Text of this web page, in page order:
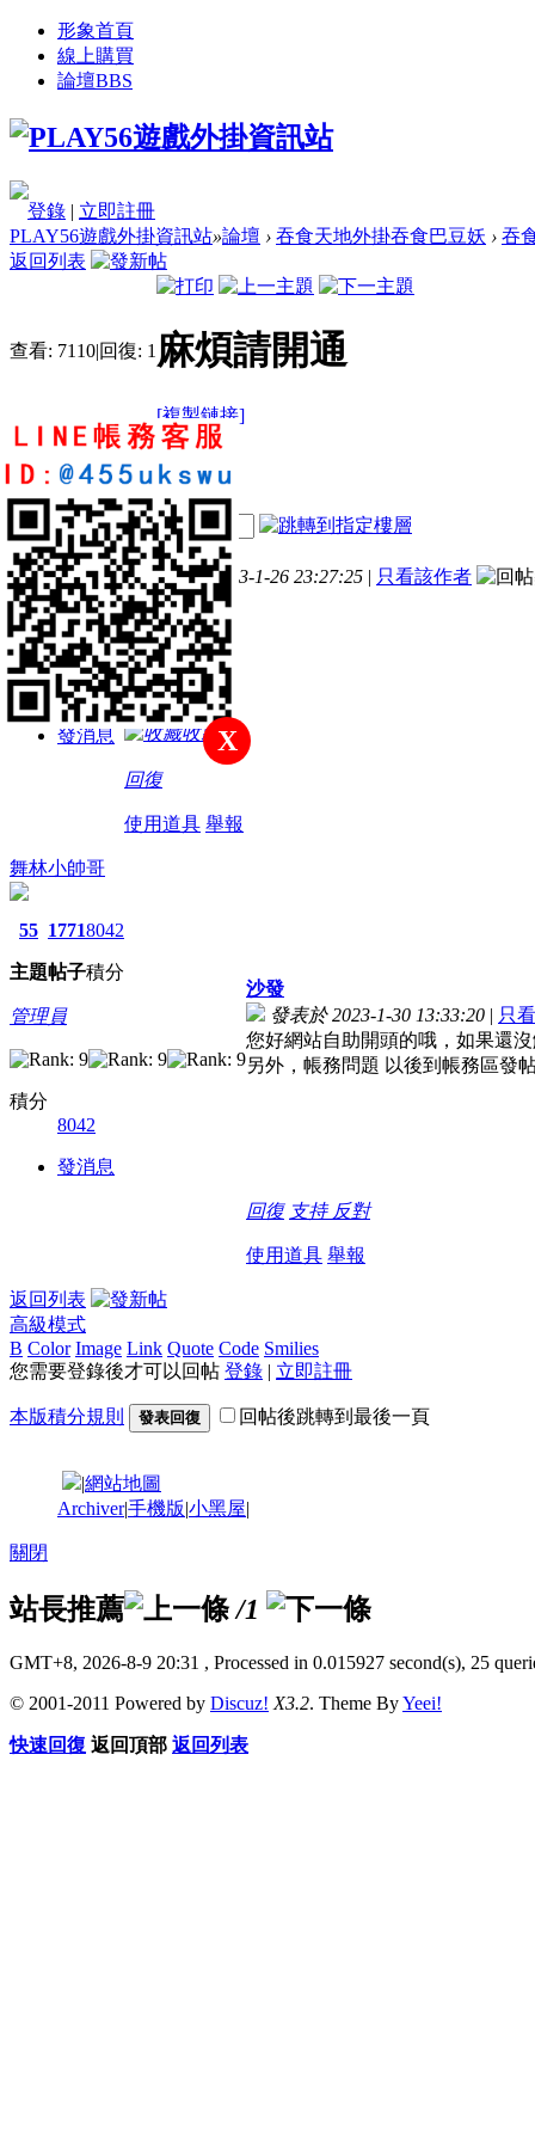
形象首頁
線上購買
論壇BBS
登錄 | 立即註冊
PLAY56遊戲外掛資訊站»論壇 › 吞食天地外掛吞食巴豆妖 › 吞
返回列表
查看: 7110|回復: 1 麻煩請開通
[複製鏈接]
iloveuqq
4
主題
6
帖子
40
積分
新手上路
積分
40
發消息
電梯直達
樓主
發表於 2023-1-26 23:27:25 | 只看該作者
麻煩請開通
收藏
回復
使用道具 舉報
舞林小帥哥
55
主題
1771
帖子
8042
積分
管理員
積分
8042
發消息
沙發
發表於 2023-1-30 13:33:20 | 只
您好網站自助開頭的哦，如果還
另外，帳務問題 以後到帳務區發
回復 支持 反對
使用道具 舉報
返回列表
高級模式
B Color Image Link Quote Code Smilies
您需要登錄後才可以回帖 登錄 | 立即註冊
本版積分規則 發表回復 回帖後跳轉到最後一頁
X
|網站地圖
Archiver|手機版|小黑屋|
關閉
站長推薦 /1
GMT+8, 2026-8-9 20:31 , Processed in 0.015927 second(s), 25
© 2001-2011 Powered by Discuz! X3.2. Theme ByYeei!
快速回復 返回頂部 返回列表